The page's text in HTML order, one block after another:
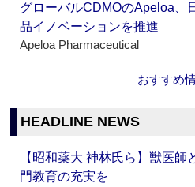
グローバルCDMOのApeloa、
品イノベーションを推進
Apeloa Pharmaceutical
おすすめ
HEADLINE NEWS
【昭和薬大 神林氏ら】獣医師
門教育の充実を